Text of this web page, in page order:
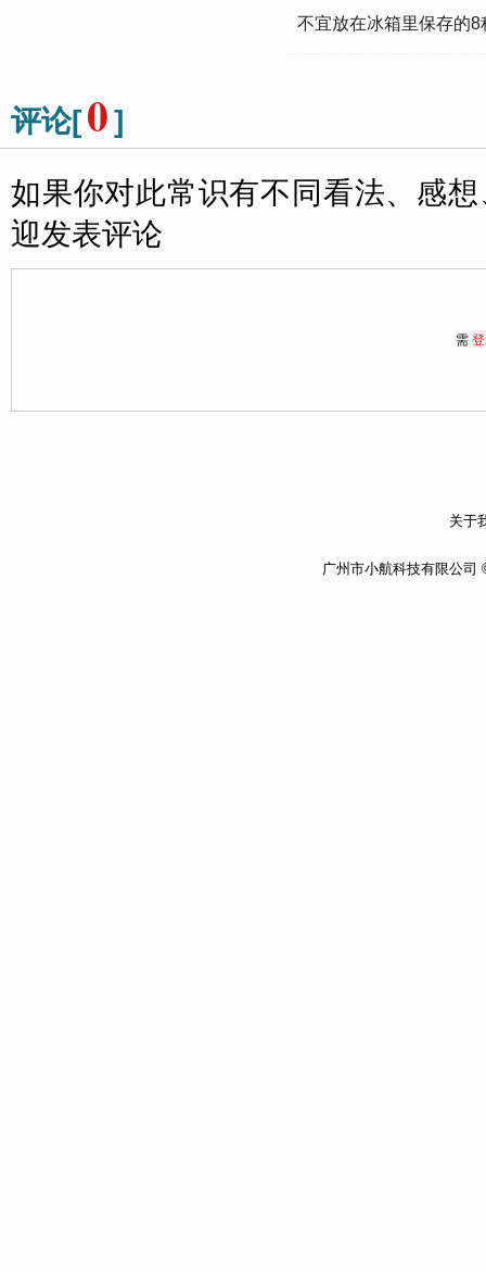
不宜放在冰箱里保存的8
评论[0]
如果你对此常识有不同看法、感
迎发表评论
需
关于
广州市小航科技有限公